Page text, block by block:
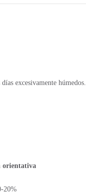
excesivamente húmedos.
orientativa
20%